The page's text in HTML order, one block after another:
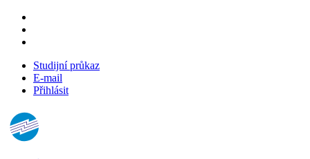
Studijní průkaz
E-mail
Přihlásit